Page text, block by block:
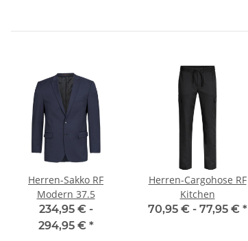
Herren-Sakko RF
Modern 37.5
234,95 € -
294,95 € *
Herren-Cargohose RF
Kitchen
70,95 € - 77,95 € *